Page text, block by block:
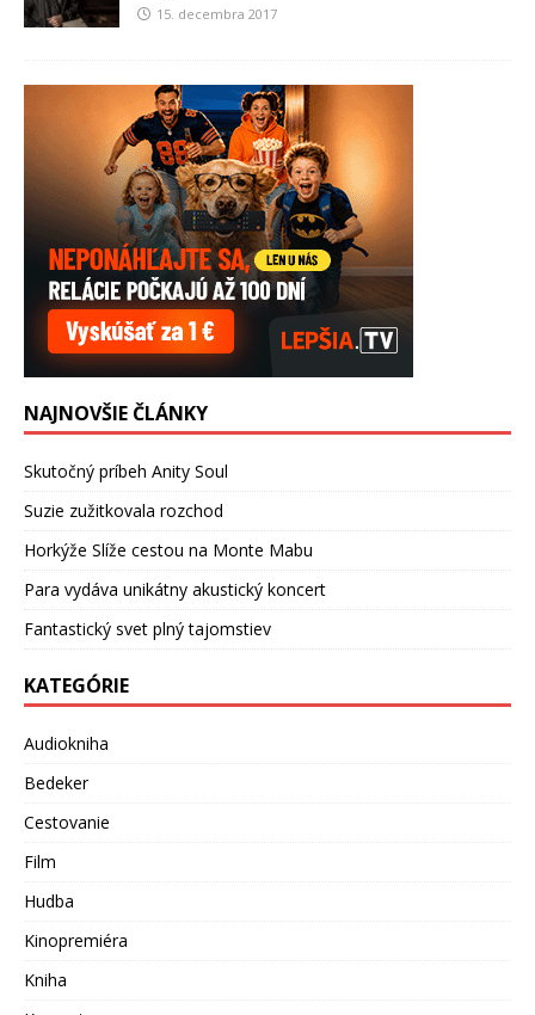
15. decembra 2017
NAJNOVŠIE ČLÁNKY
Skutočný príbeh Anity Soul
Suzie zužitkovala rozchod
Horkýže Slíže cestou na Monte Mabu
Para vydáva unikátny akustický koncert
Fantastický svet plný tajomstiev
KATEGÓRIE
Audiokniha
Bedeker
Cestovanie
Film
Hudba
Kinopremiéra
Kniha